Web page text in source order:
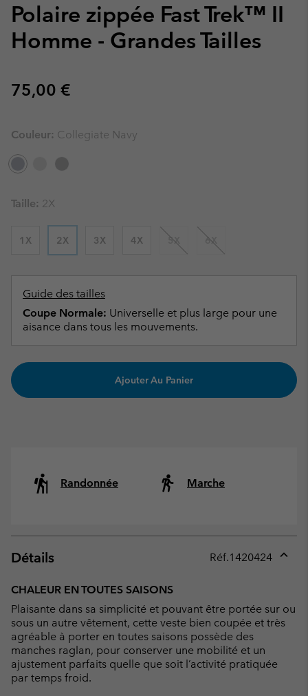
Polaire zippée Fast Trek™ II
Homme - Grandes Tailles
Regular price:
75,00 €
Couleur: Collegiate Navy
Taille: 2X
1X 2X 3X 4X 5X 6X
Guide des tailles
Coupe Normale: Universelle et plus large pour une
aisance dans tous les mouvements.
Ajouter Au Panier
Randonnée Marche
Détails Réf.1420424
CHALEUR EN TOUTES SAISONS
Plaisante dans sa simplicité et pouvant être portée sur ou
sous un autre vêtement, cette veste bien coupée et très
agréable à porter en toutes saisons possède des
manches raglan, pour conserver une mobilité et un
ajustement parfaits quelle que soit l’activité pratiquée
par temps froid.